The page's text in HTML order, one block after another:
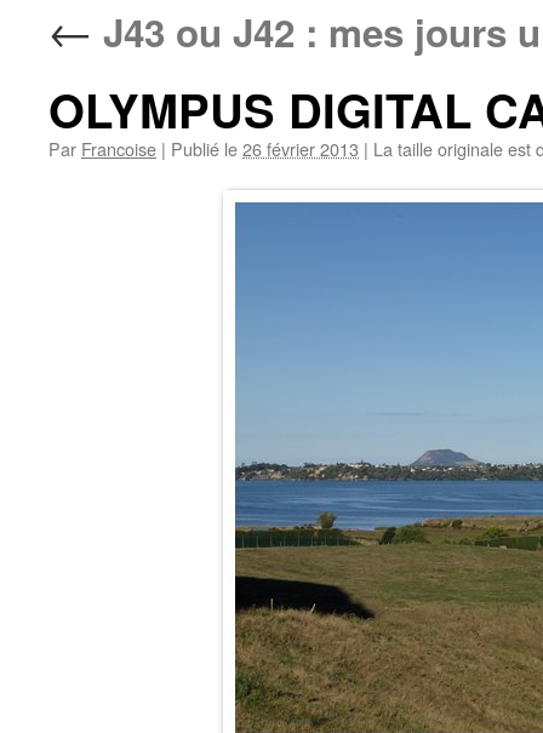
← J43 ou J42 : mes jours
OLYMPUS DIGITAL
Par Francoise | Publié le26 février 2013 | La taille originale est